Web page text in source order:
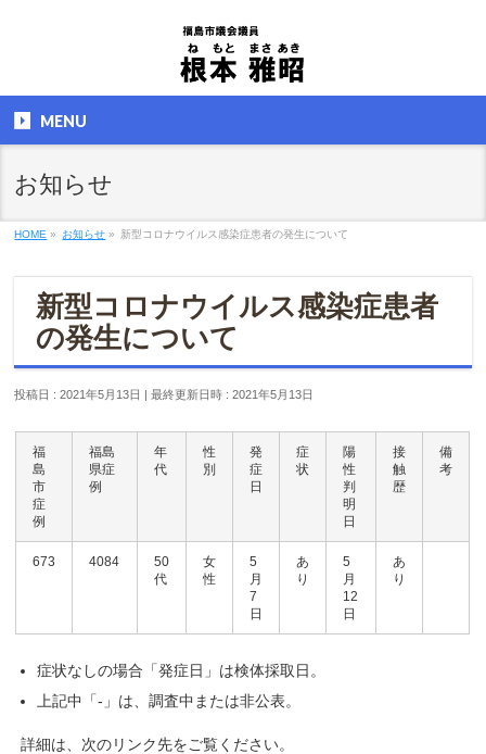
MENU
お知らせ
HOME » お知らせ » 新型コロナウイルス感染症患者の発生について
新型コロナウイルス感染症患者
の発生について
投稿日 : 2021年5月13日 最終更新日時 : 2021年5月13日
福
島
市
症
例
福島
県症
例
年
代
性
別
発
症
日
症
状
陽
性
判
明
日
接
触
歴
備
考
673 4084
50
代
女
性
5
月
7
日
あ
り
5
月
12
日
あ
り
症状なしの場合「発症日」は検体採取日。
上記中「-」は、調査中または非公表。
詳細は、次のリンク先をご覧ください。